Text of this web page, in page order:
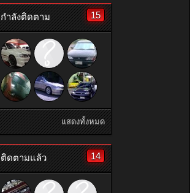
กำลังติดตาม 15
แสดงทั้งหมด
ติดตามแล้ว 14